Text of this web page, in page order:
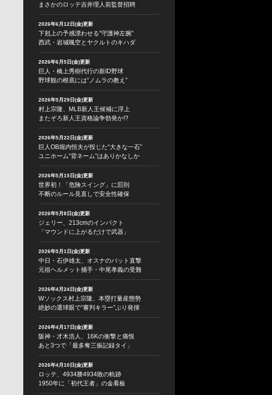
まさかのロッテ吉井理人前監督招聘
2026年6月12日(金)更新
下剋上の予感漂わせる“守護神左腕”
西武・岩城颯空とヤクルトのキハダ
2026年6月5日(金)更新
巨人・橋上秀樹代行の新ID野球
野球観の根底には“ノムラの教え”
2026年5月29日(金)更新
村上宗隆、MLB新人王候補に浮上
またぞろ新人王資格論争勃発か!?
2026年5月22日(金)更新
巨人OB堀内恒夫が投じた“大きな一石”
ユニホーム“背ネーム”はありかなしか
2026年5月15日(金)更新
世界初！「危険スイング」に罰則
不断のルール見直しで安全性確保
2026年5月8日(金)更新
ジェリー、213cmのインパクト
「マウンドに上がるだけで武器」
2026年5月1日(金)更新
中日・石伊雄太、オスナのバット直撃
元祖ヘルメット捕手・中尾孝義の受難
2026年4月24日(金)更新
Wソックス村上宗隆、本塁打量産態勢
絶妙の選球眼で“審判キラー”ぶり発揮
2026年4月17日(金)更新
阪神・才木浩人、16Kの衝撃と痛恨
あと3つで「最多奪三振記録タイ」
2026年4月10日(金)更新
ロッテ、4934勝4934敗の軌跡
1950年に「初代王者」の金看板